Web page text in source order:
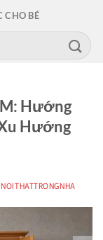
CHO BÉ
Hướng
Hướng
NOITHATTRONGNHA